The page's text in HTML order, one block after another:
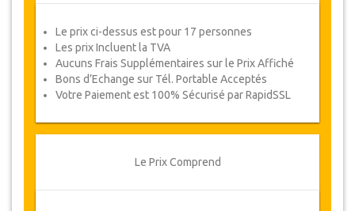
Le prix ci-dessus est pour 17 personnes
Les prix Incluent la TVA
Aucuns Frais Supplémentaires sur le Prix Affiché
Bons d’Echange sur Tél. Portable Acceptés
Votre Paiement est 100% Sécurisé par RapidSSL
Le Prix Comprend